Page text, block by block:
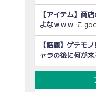
【アイテム】商
よなｗｗｗ に
【話題】ゲテモ
ャラの後に何が来